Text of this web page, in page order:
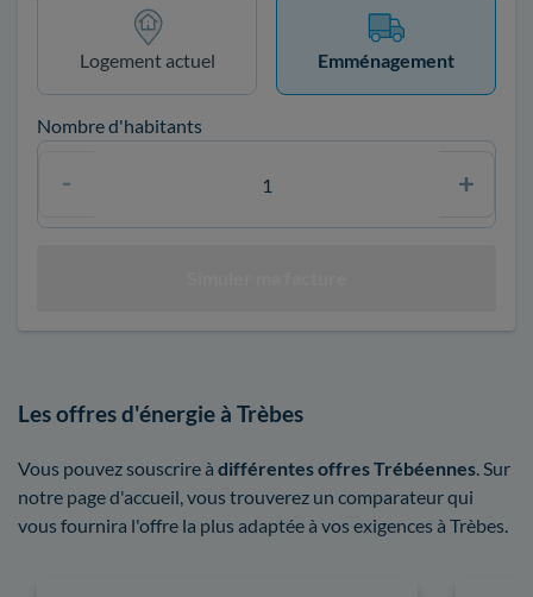
Logement actuel Emménagement
Nombre d'habitants
Les offres d'énergie à Trèbes
Vous pouvez souscrire à différentes offres Trébéennes . Sur
notre page d'accueil, vous trouverez un comparateur qui
vous fournira l'offre la plus adaptée à vos exigences à Trèbes.